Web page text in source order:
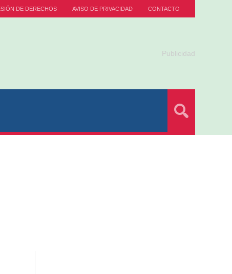
DE DERECHOS AVISO DE PRIVACIDAD CONTACTO
Publicidad